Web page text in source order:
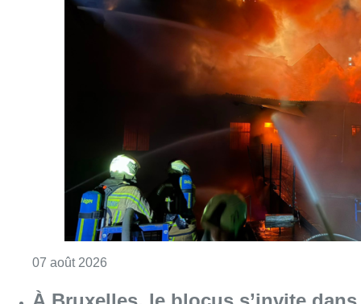
Consulter l'article "Schaerbeek : un
À Bruxelles, le blocus s’invite dans
des lieux insolites : “C’est
exceptionnel, il faut se l’avouer”